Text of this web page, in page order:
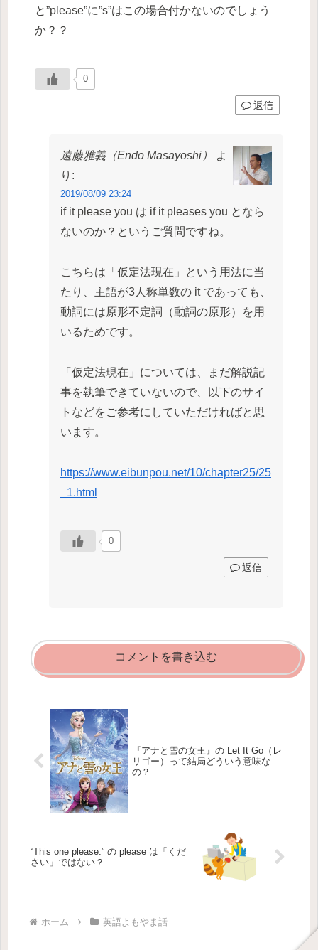
と”please”に”s”はこの場合付かないのでしょう
か？？
0
返信
遠藤雅義（Endo Masayoshi）
よ
り:
2019/08/09 23:24
if it please you は if it pleases you となら
ないのか？というご質問ですね。
こちらは「仮定法現在」という用法に当
たり、主語が3人称単数の it であっても、
動詞には原形不定詞（動詞の原形）を用
いるためです。
「仮定法現在」については、まだ解説記
事を執筆できていないので、以下のサイ
トなどをご参考にしていただければと思
います。
https://www.eibunpou.net/10/chapter25/25
_1.html
0
返信
コメントを書き込む
『アナと雪の女王』の Let It Go（レ
リゴー）って結局どういう意味な
の？
“This one please.” の please は「くだ
さい」ではない？
ホーム 英語よもやま話